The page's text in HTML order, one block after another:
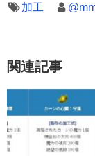
加工
関連記事